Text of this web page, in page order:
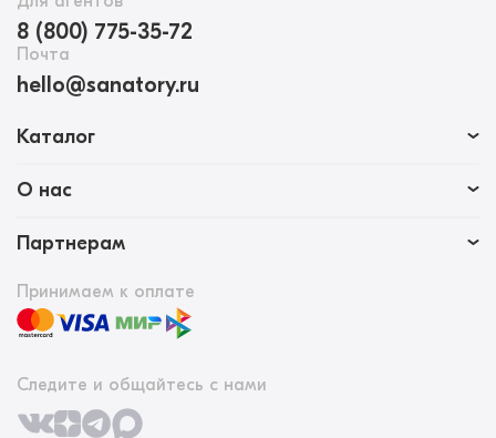
8 (800) 775-35-72
Почта
hello@sanatory.ru
Каталог
О нас
Партнерам
Принимаем к оплате
Следите и общайтесь с нами